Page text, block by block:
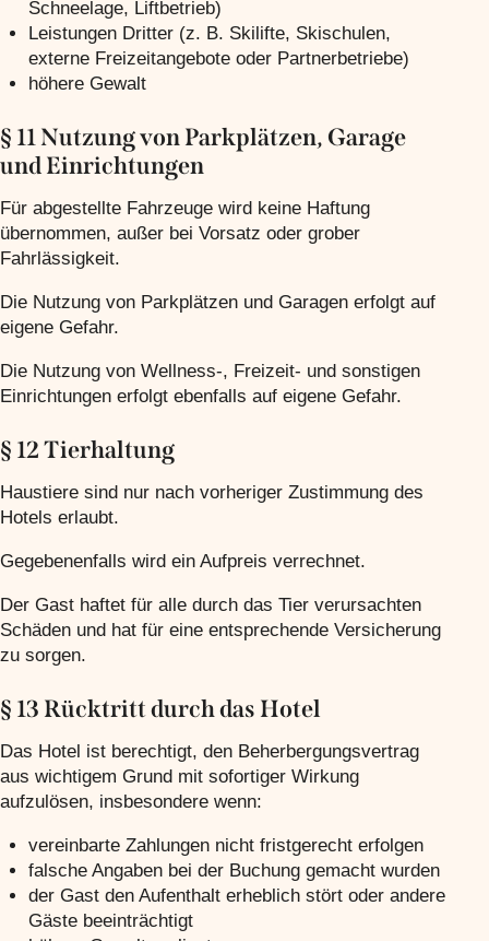
Schneelage, Liftbetrieb)
Leistungen Dritter (z. B. Skilifte, Skischulen,
externe Freizeitangebote oder Partnerbetriebe)
höhere Gewalt
§ 11 Nutzung von Parkplätzen, Garage
und Einrichtungen
Für abgestellte Fahrzeuge wird keine Haftung
übernommen, außer bei Vorsatz oder grober
Fahrlässigkeit.
Die Nutzung von Parkplätzen und Garagen erfolgt auf
eigene Gefahr.
Die Nutzung von Wellness-, Freizeit- und sonstigen
Einrichtungen erfolgt ebenfalls auf eigene Gefahr.
§ 12 Tierhaltung
Haustiere sind nur nach vorheriger Zustimmung des
Hotels erlaubt.
Gegebenenfalls wird ein Aufpreis verrechnet.
Der Gast haftet für alle durch das Tier verursachten
Schäden und hat für eine entsprechende Versicherung
zu sorgen.
§ 13 Rücktritt durch das Hotel
Das Hotel ist berechtigt, den Beherbergungsvertrag
aus wichtigem Grund mit sofortiger Wirkung
aufzulösen, insbesondere wenn:
vereinbarte Zahlungen nicht fristgerecht erfolgen
falsche Angaben bei der Buchung gemacht wurden
der Gast den Aufenthalt erheblich stört oder andere
Gäste beeinträchtigt